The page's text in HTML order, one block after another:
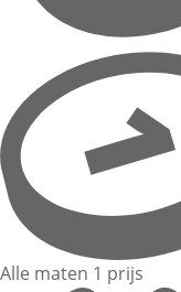
Alle maten 1 prijs